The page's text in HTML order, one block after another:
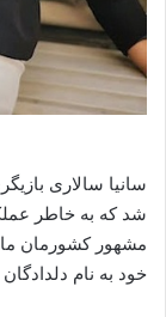
سانیا سالاری
شد که به خاطر
مشهور کشورمان
خود به نام